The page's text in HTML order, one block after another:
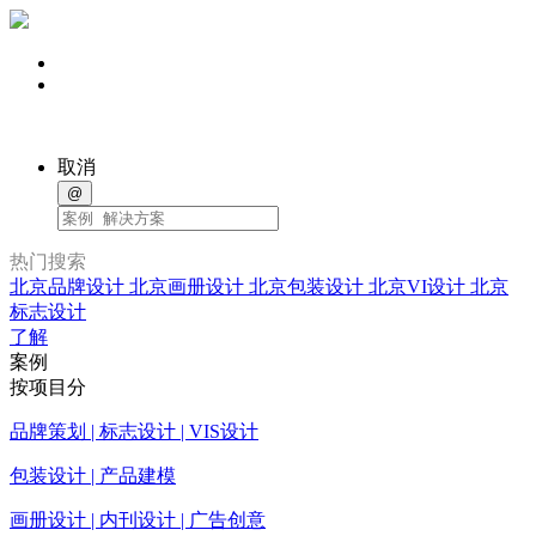
取消
@
热门搜索
北京品牌设计 北京画册设计 北京包装设计 北京VI设计 北京
标志设计
了解
案例
按项目分
品牌策划 | 标志设计 | VIS设计
包装设计 | 产品建模
画册设计 | 内刊设计 | 广告创意